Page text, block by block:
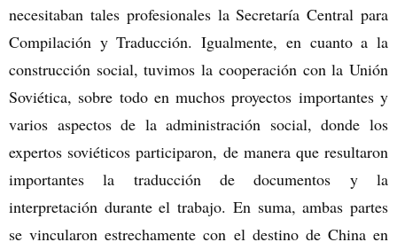
necesitaban tales profesionales la Secretaría Central para
Compilación y Traducción. Igualmente, en cuanto a la
construcción social, tuvimos la cooperación con la Unión
Soviética, sobre todo en muchos proyectos importantes y
varios aspectos de la administración social, donde los
expertos soviéticos participaron, de manera que resultaron
importantes la traducción de documentos y la
interpretación durante el trabajo. En suma, ambas partes
se vincularon estrechamente con el destino de China en